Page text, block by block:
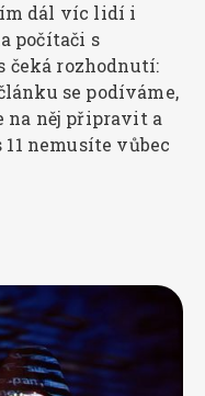
dál víc lidí i
počítači s
čeká rozhodnutí:
se podíváme,
na něj připravit a
nemusíte vůbec